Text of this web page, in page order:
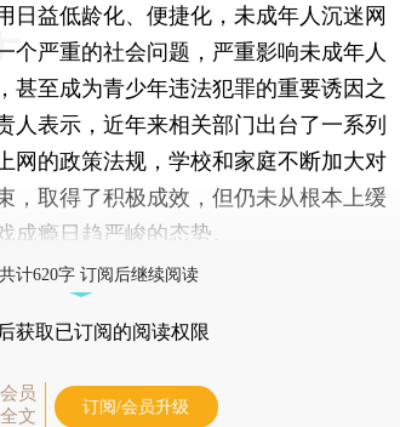
益低龄化、便捷化，未成年人沉迷网
个严重的社会问题，严重影响未成年人
甚至成为青少年违法犯罪的重要诱因之
人表示，近年来相关部门出台了一系列
网的政策法规，学校和家庭不断加大对
，取得了积极成效，但仍未从根本上缓
成瘾日趋严峻的态势。
计620字 订阅后继续阅读
后获取已订阅的阅读权限
员
文
订阅/会员升级